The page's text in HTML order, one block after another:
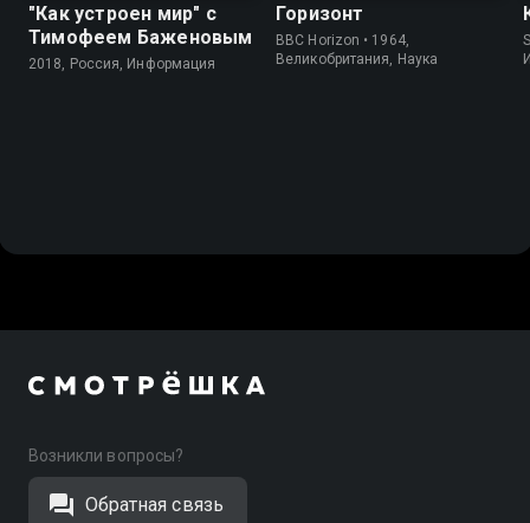
"Как устроен мир" с
Тимофеем Баженовым
2018, Россия, Информация
Горизонт
BBC Horizon • 1964,
Великобритания, Наука
Возникли вопросы?
Обратная связь